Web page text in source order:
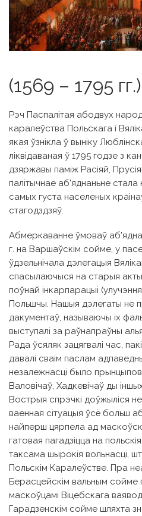
(1569 – 1795 гг.)
Рэч Паспалітая абодвух
каралеўства Польскага і
якая ўзнікла ў выніку
ліквідаваная ў 1795 годзе з
дзяржавы паміж Расіяй,
палітычнае аб’яднаньне
самых густа населеных
стагодздзяў.
Абмеркаванне ўмоваў
г. на Варшаўскім сойме, у
ўдзельнічала дэлегацыя
спасылаючыся на старыя
поўнай інкарпарацыі
Польшчы. Нашыя дэлегаты не
дакументаў, называючы іх
выступалі за раўнапраўны
Рада ўсяляк зацягвалі час,
давалі сваім паслам
незалежнасці было
Валовічаў, Хадкевічаў ды
Вострыя спрэчкі доўжыліся
ваенная сітуацыя ўсё больш
найперш цярпела ад
гатовая пагадзіцца на
таксама шырокія вольнасці,
Польскім Каралеўстве. Пра
Берасцейскім вальным сойме
маскоўцамі Віцебскага
Гарадзенскім сойме шляхта